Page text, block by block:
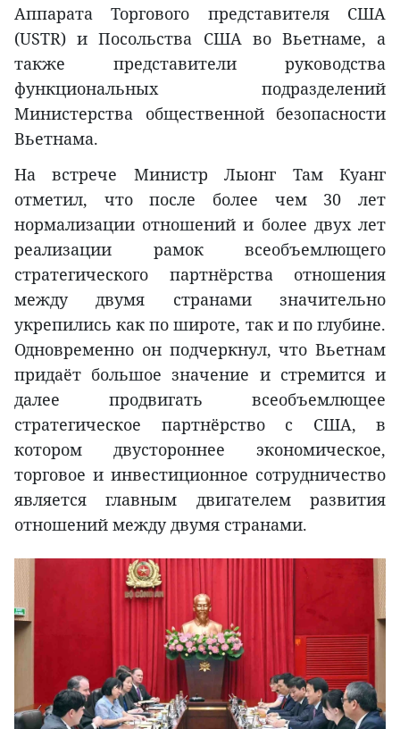
Аппарата Торгового представителя США
(USTR) и Посольства США во Вьетнаме, а
также представители руководства
функциональных подразделений
Министерства общественной безопасности
Вьетнама.
На встрече Министр Лыонг Там Куанг
отметил, что после более чем 30 лет
нормализации отношений и более двух лет
реализации рамок всеобъемлющего
стратегического партнёрства отношения
между двумя странами значительно
укрепились как по широте, так и по глубине.
Одновременно он подчеркнул, что Вьетнам
придаёт большое значение и стремится и
далее продвигать всеобъемлющее
стратегическое партнёрство с США, в
котором двустороннее экономическое,
торговое и инвестиционное сотрудничество
является главным двигателем развития
отношений между двумя странами.